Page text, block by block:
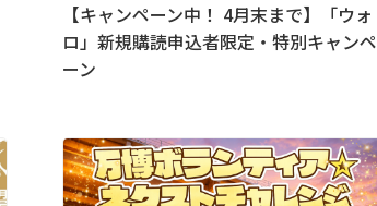
【キャンペーン中！ 4月末まで】「ウォ
ロ」新規購読申込者限定・特別キャンペ
ーン